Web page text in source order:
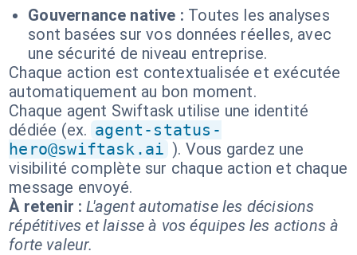
Gouvernance native : Toutes les analyses
sont basées sur vos données réelles, avec
une sécurité de niveau entreprise.
Chaque action est contextualisée et exécutée
automatiquement au bon moment.
Chaque agent Swiftask utilise une identité
dédiée (ex. agent-status-
hero@swiftask.ai ). Vous gardez une
visibilité complète sur chaque action et chaque
message envoyé.
À retenir : L'agent automatise les décisions
répétitives et laisse à vos équipes les actions à
forte valeur.